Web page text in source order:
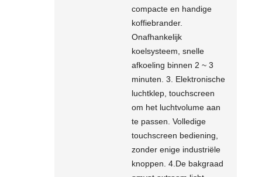
compacte en handige
koffiebrander.
Onafhankelijk
koelsysteem, snelle
afkoeling binnen 2 ~ 3
minuten. 3. Elektronische
luchtklep, touchscreen
om het luchtvolume aan
te passen. Volledige
touchscreen bediening,
zonder enige industriële
knoppen. 4.De bakgraad